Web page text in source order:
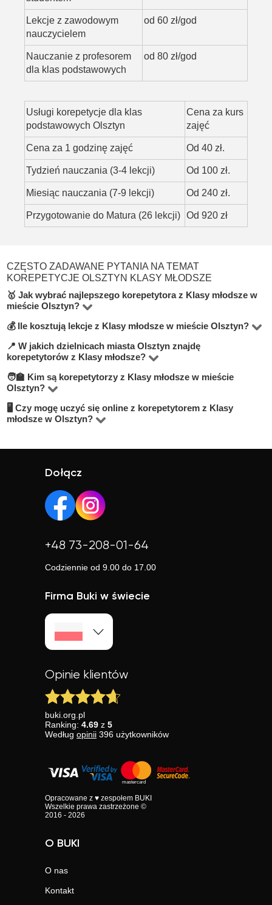
Lekcje z zawodowym
nauczycielem
od 60 zł/god
Nauczanie z profesorem
dla klas podstawowych
od 80 zł/god
Usługi korepetycje dla klas
podstawowych Olsztyn
Cena za kurs
zajęć
Cena za 1 godzinę zajęć Od 40 zł.
Tydzień nauczania (3-4 lekcji) Od 100 zł.
Miesiąc nauczania (7-9 lekcji) Od 240 zł.
Przygotowanie do Matura (26 lekcji) Od 920 zł
CZĘSTO ZADAWANE PYTANIA NA TEMAT
KOREPETYCJE OLSZTYN KLASY MŁODSZE
🥇 Jak wybrać najlepszego korepetytora z Klasy młodsze w
mieście Olsztyn?
Na platformie BUKI znajdziesz 2 korepetytorów
oferujących zajęcia z Klasy młodsze w miejscowości
Olsztyn. Przy wyborze zwróć uwagę na cenę, opinie,
doświadczenie, wykształcenie oraz lokalizację. Warto
szukać korepetytorów z opcją darmowej lekcji próbnej,
aby sprawdzić, czy dany nauczyciel Ci odpowiada.
💰 Ile kosztują lekcje z Klasy młodsze w mieście Olsztyn?
Ceny zależą od poziomu, doświadczenia korepetytora i
trybu zajęć (online lub stacjonarnie). Średnia cena w
mieście Olsztyn wynosi od 50 do 100 zł/h.
📍 W jakich dzielnicach miasta Olsztyn znajdę
korepetytorów z Klasy młodsze?
Na BUKI możesz znaleźć nauczycieli w niemal
wszystkich dzielnicach miasta Olsztyn. Możesz też
wybrać lekcje online, jeśli zależy Ci na elastyczności.
🧑‍🏫 Kim są korepetytorzy z Klasy młodsze w mieście
Olsztyn?
Na BUKI znajdziesz wykwalifikowanych nauczycieli,
studentów oraz praktyków z doświadczeniem. Średnia
🖥 Czy mogę uczyć się online z korepetytorem z Klasy
młodsze w Olsztyn?
Online możesz uczyć się w elastyczny sposób,
niezależnie od lokalizacji.
Dołącz
+48 73-208-01-64
Codziennie od 9.00 do 17.00
Firma Buki w świecie
Opinie klientów
buki.org.pl
Ranking: 4.69 z 5
Według opinii 396 użytkowników
Opracowane z ♥ zespołem BUKI
Wszelkie prawa zastrzeżone ©
2016 - 2026
O BUKI
O nas
Kontakt